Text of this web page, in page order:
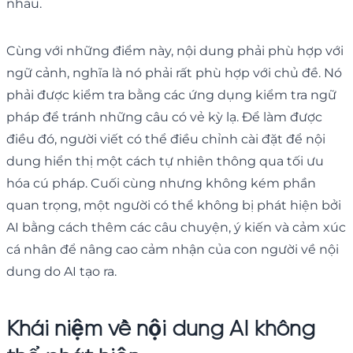
nhau.
Cùng với những điểm này, nội dung phải phù hợp với
ngữ cảnh, nghĩa là nó phải rất phù hợp với chủ đề. Nó
phải được kiểm tra bằng các ứng dụng kiểm tra ngữ
pháp để tránh những câu có vẻ kỳ lạ. Để làm được
điều đó, người viết có thể điều chỉnh cài đặt để nội
dung hiển thị một cách tự nhiên thông qua tối ưu
hóa cú pháp. Cuối cùng nhưng không kém phần
quan trọng, một người có thể không bị phát hiện bởi
AI bằng cách thêm các câu chuyện, ý kiến ​​và cảm xúc
cá nhân để nâng cao cảm nhận của con người về nội
dung do AI tạo ra.
Khái niệm về nội dung AI không